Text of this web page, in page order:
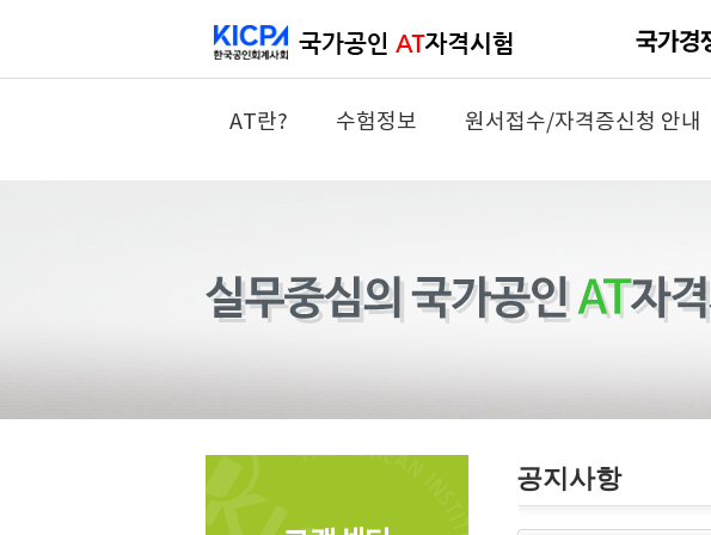
AT란? 수험정보 원서접수/자격증신청 안내
공지사항